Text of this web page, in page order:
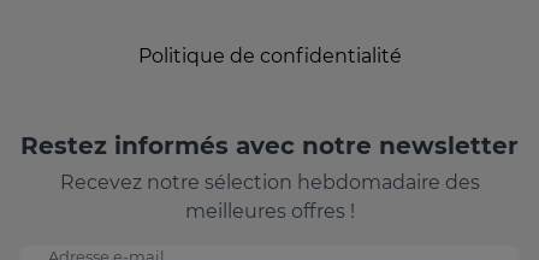
Politique de confidentialité
Restez informés avec notre newsletter
Recevez notre sélection hebdomadaire des
meilleures offres !